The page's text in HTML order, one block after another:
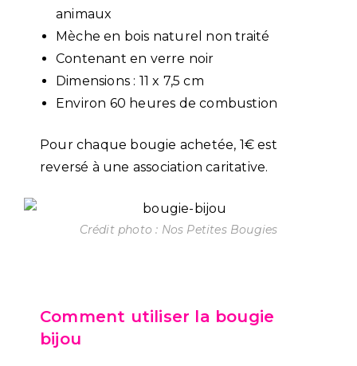
animaux
Mèche en bois naturel non traité
Contenant en verre noir
Dimensions : 11 x 7,5 cm
Environ 60 heures de combustion
Pour chaque bougie achetée, 1€ est
reversé à une association caritative.
Crédit photo : Nos Petites Bougies
Comment utiliser la bougie
bijou